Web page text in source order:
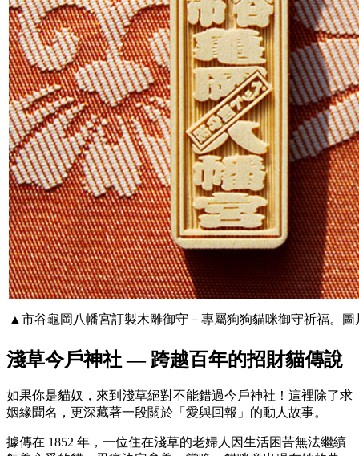
▲市谷龜岡八幡宮訂製木雕御守－專屬狗狗貓咪御守祈福。圖
淺草今戶神社 — 跨越百年的招財貓傳說
如果你是貓奴，來到淺草絕對不能錯過今戶神社！這裡除了求
姻緣聞名，更深藏著一段關於「愛與回報」的動人故事。
據傳在 1852 年，一位住在淺草的老婦人因生活困苦無法繼續